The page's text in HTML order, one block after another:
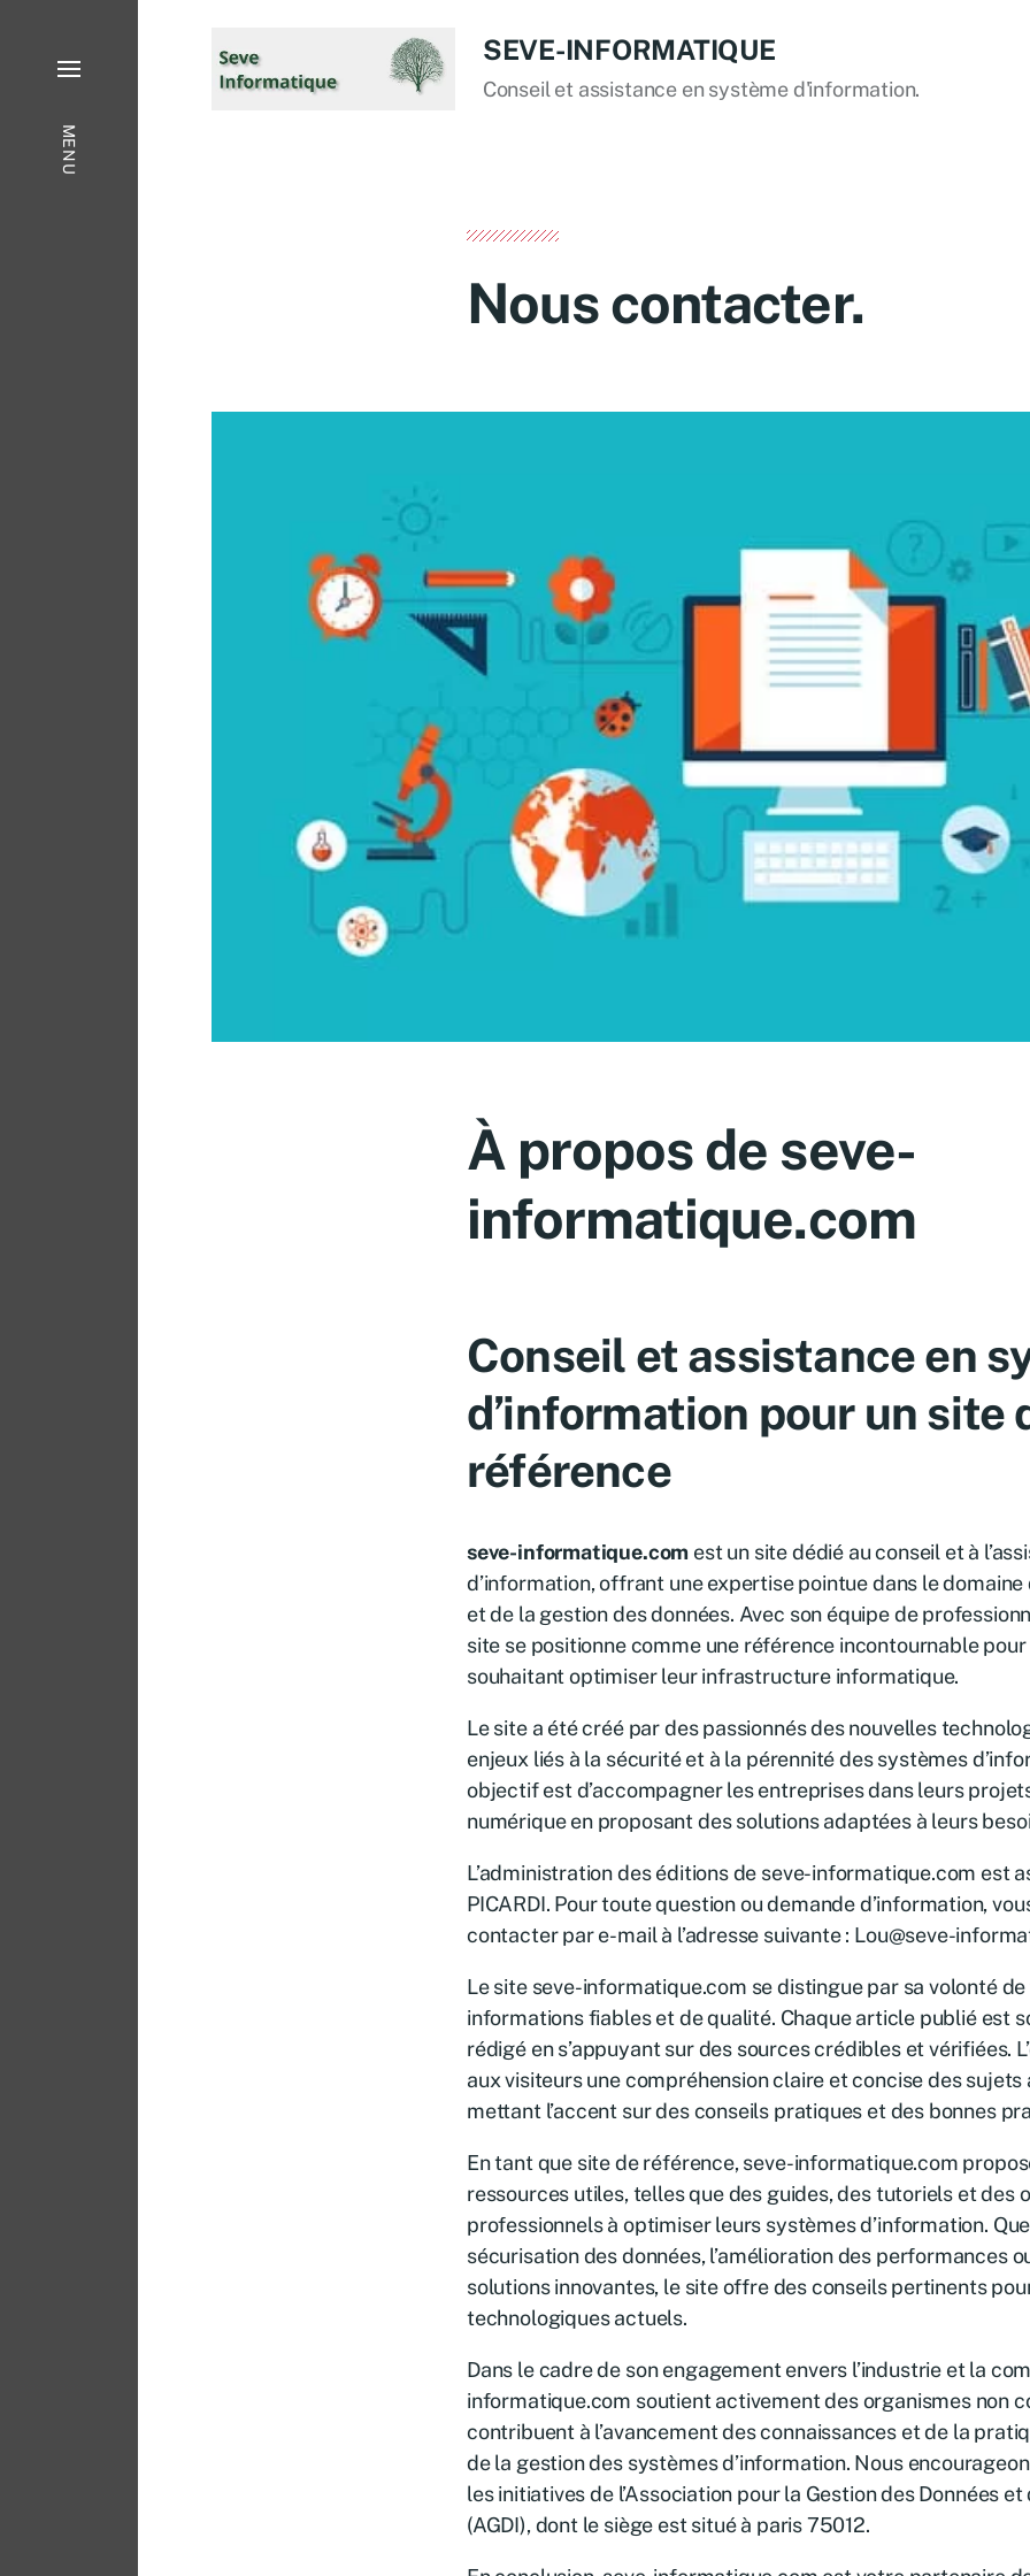
MENU
SEVE-INFORMATIQUE
Conseil et assistance en système d'information.
Nous contacter.
À propos de seve-
informatique.com
Conseil et assistance en
d’information pour un site
référence
seve-informatique.com est un site dédié au conseil et à
d’information, offrant une expertise pointue dans le
et de la gestion des données. Avec son équipe de
site se positionne comme une référence incontournable
souhaitant optimiser leur infrastructure informatique.
Le site a été créé par des passionnés des nouvelles
enjeux liés à la sécurité et à la pérennité des systèmes
objectif est d’accompagner les entreprises dans leurs
numérique en proposant des solutions adaptées à leurs
L’administration des éditions de seve-informatique.com est
PICARDI. Pour toute question ou demande d’information,
contacter par e-mail à l’adresse suivante : Lou@seve-
Le site seve-informatique.com se distingue par sa volonté
informations fiables et de qualité. Chaque article publié est
rédigé en s’appuyant sur des sources crédibles et vérifiées.
aux visiteurs une compréhension claire et concise des sujets
mettant l’accent sur des conseils pratiques et des bonnes
En tant que site de référence, seve-informatique.com
ressources utiles, telles que des guides, des tutoriels et des
professionnels à optimiser leurs systèmes d’information.
sécurisation des données, l’amélioration des performances
solutions innovantes, le site offre des conseils pertinents
technologiques actuels.
Dans le cadre de son engagement envers l’industrie et la
informatique.com soutient activement des organismes non
contribuent à l’avancement des connaissances et de la
de la gestion des systèmes d’information. Nous
les initiatives de l’Association pour la Gestion des Données et
(AGDI), dont le siège est situé à paris 75012.